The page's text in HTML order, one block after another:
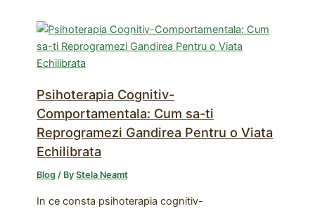
Psihoterapia Cognitiv-
Comportamentala: Cum sa-ti
Reprogramezi Gandirea Pentru o Viata
Echilibrata
Blog / ByStela Neamț
In ce consta psihoterapia cognitiv-